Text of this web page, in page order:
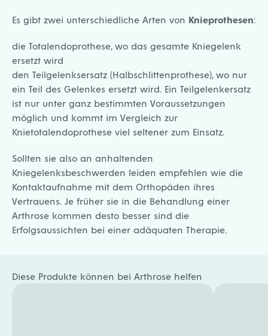
Es gibt zwei unterschiedliche Arten von Knieprothesen:
die Totalendoprothese, wo das gesamte Kniegelenk
ersetzt wird
den Teilgelenksersatz (Halbschlittenprothese), wo nur
ein Teil des Gelenkes ersetzt wird. Ein Teilgelenkersatz
ist nur unter ganz bestimmten Voraussetzungen
möglich und kommt im Vergleich zur
Knietotalendoprothese viel seltener zum Einsatz.
Sollten sie also an anhaltenden
Kniegelenksbeschwerden leiden empfehlen wie die
Kontaktaufnahme mit dem Orthopäden ihres
Vertrauens. Je früher sie in die Behandlung einer
Arthrose kommen desto besser sind die
Erfolgsaussichten bei einer adäquaten Therapie.
Diese Produkte können bei Arthrose helfen